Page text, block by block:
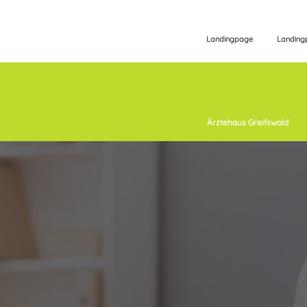
Landingpage
Ärztehaus Greifswald